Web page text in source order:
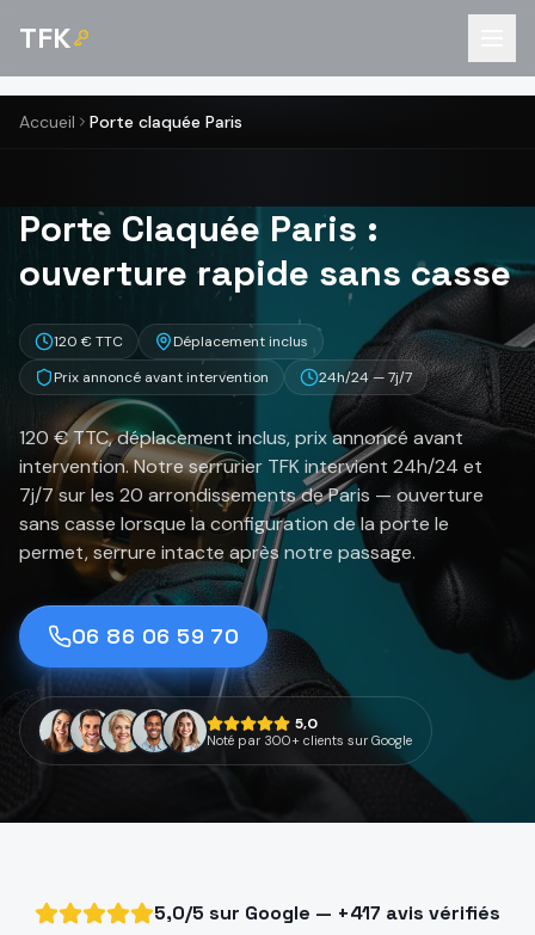
TFK
Accueil Porte claquée Paris
Porte Claquée Paris :
ouverture rapide sans casse
120 € TTC
Déplacement inclus
Prix annoncé avant intervention
24h/24 — 7j/7
120 € TTC, déplacement inclus, prix annoncé avant
intervention. Notre serrurier TFK intervient 24h/24 et
7j/7 sur les 20 arrondissements de Paris — ouverture
sans casse lorsque la configuration de la porte le
permet, serrure intacte après notre passage.
06 86 06 59 70
5,0
Noté par 300+ clients sur Google
5,0/5 sur Google — +417 avis vérifiés